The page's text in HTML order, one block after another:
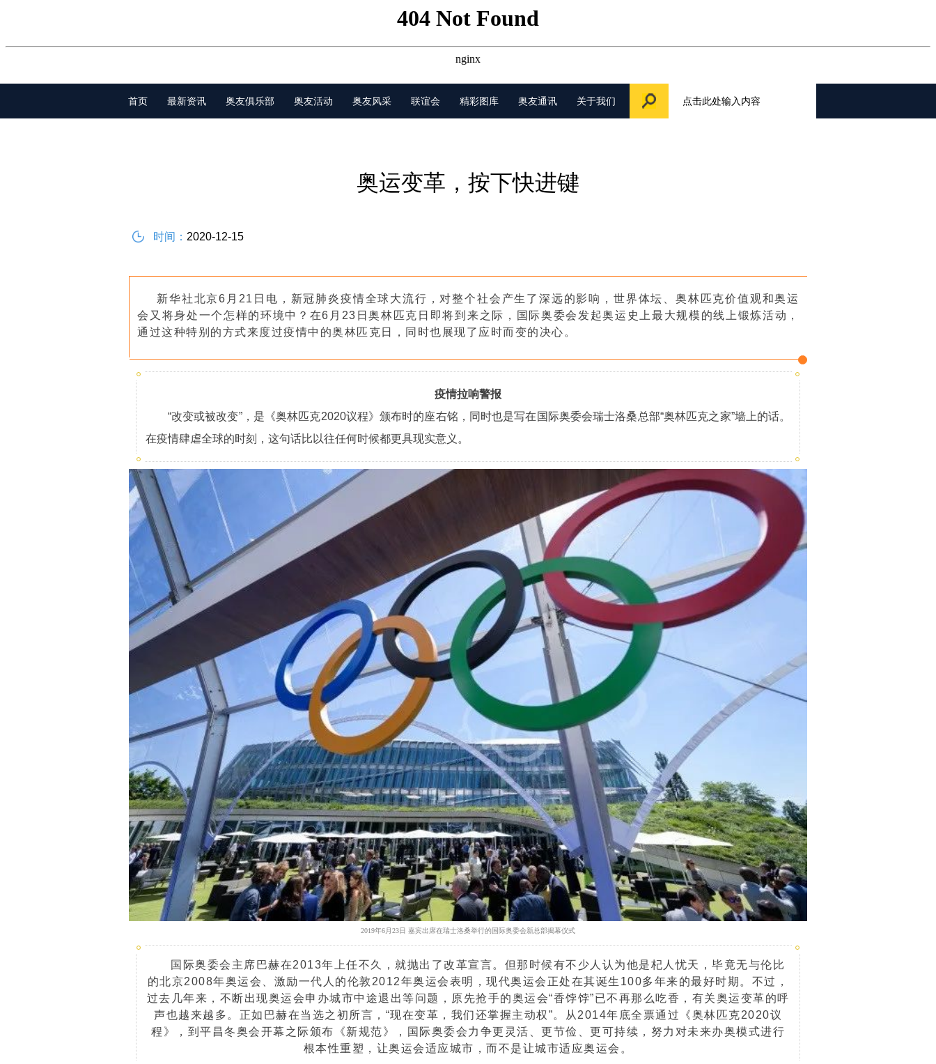
首页 最新资讯 奥友俱乐部 奥友活动 奥友风采 联谊会 精彩图库 奥友通讯 关于我们
奥运变革，按下快进键
时间： 2020-12-15
新华社北京6月21日电，新冠肺炎疫情全球大流行，对整个社会产生了深远的影响，世界体坛、奥林匹克价值观和奥运
会又将身处一个怎样的环境中？在6月23日奥林匹克日即将到来之际，国际奥委会发起奥运史上最大规模的线上锻炼活动，
通过这种特别的方式来度过疫情中的奥林匹克日，同时也展现了应时而变的决心。
疫情拉响警报
“改变或被改变”，是《奥林匹克2020议程》颁布时的座右铭，同时也是写在国际奥委会瑞士洛桑总部“奥林匹克之家”墙上的话。
在疫情肆虐全球的时刻，这句话比以往任何时候都更具现实意义。
2019年6月23日 嘉宾出席在瑞士洛桑举行的国际奥委会新总部揭幕仪式
国际奥委会主席巴赫在2013年上任不久，就抛出了改革宣言。但那时候有不少人认为他是杞人忧天，毕竟无与伦比
的北京2008年奥运会、激励一代人的伦敦2012年奥运会表明，现代奥运会正处在其诞生100多年来的最好时期。不过，
过去几年来，不断出现奥运会申办城市中途退出等问题，原先抢手的奥运会“香饽饽”已不再那么吃香，有关奥运变革的呼
声也越来越多。正如巴赫在当选之初所言，“现在变革，我们还掌握主动权”。从2014年底全票通过《奥林匹克2020议
程》，到平昌冬奥会开幕之际颁布《新规范》，国际奥委会力争更灵活、更节俭、更可持续，努力对未来办奥模式进行
根本性重塑，让奥运会适应城市，而不是让城市适应奥运会。